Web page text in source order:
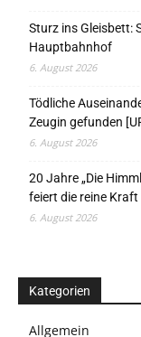
Sturz ins Gleisbett:
Hauptbahnhof
6. August 2026
Tödliche
Zeugin gefunden
6. August 2026
20 Jahre „Die
feiert die reine
6. August 2026
Kategorien
Allgemein